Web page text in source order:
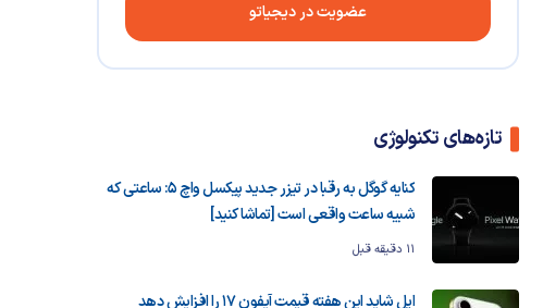
عضویت در دیجیاتو
تازه‌های تکنولوژی
کنایه گوگل به رقبا در تیزر جدید پیکسل واچ ۵: ساعتی که
شبیه ساعت واقعی است [تماشا کنید]
11 دقیقه قبل
اپل شاید این هفته قیمت آیفون ۱۷ را افزایش دهد